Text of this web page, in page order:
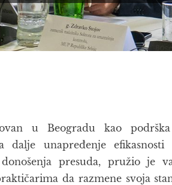
u Beogradu kao
dalje unapređenje
presuda, pružio je
da razmene svoja